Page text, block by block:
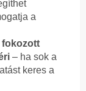
a
fokozott
– ha sok a
keres a